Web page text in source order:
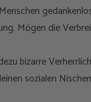
Mögen die
bizarre
sozialen